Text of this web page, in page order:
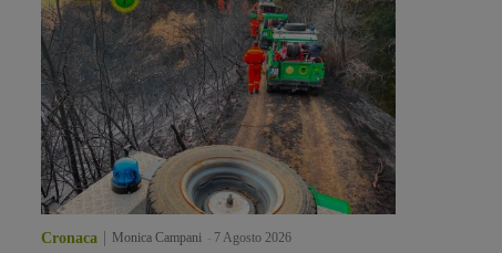
Cronaca Monica Campani 7 Agosto 2026